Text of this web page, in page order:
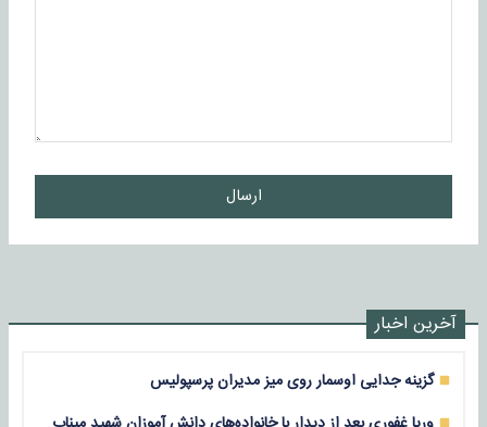
ارسال
آخرین اخبار
گزینه جدایی اوسمار روی میز مدیران پرسپولیس